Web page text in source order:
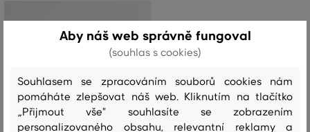
Aby náš web správně fungoval
(souhlas s cookies)
Souhlasem se zpracováním souborů cookies nám
pomáháte zlepšovat náš web. Kliknutím na tlačítko
„Přijmout vše" souhlasíte se zobrazením
personalizovaného obsahu, relevantní reklamy a